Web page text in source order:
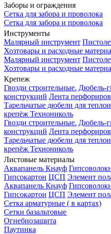
Заборы и ограждения
Сетка для забора и проволока
Сетка для забора и проволока
Инструменты
Малярный инструмент
Хозтовары и расходные
Малярный инструмент
Хозтовары и расходные
Крепеж
Гвозди строительные. Дюбель-
конструкций Лента
Тарельчатые дюбели для
крепёж Технониколь
Гвозди строительные. Дюбель-
конструкций Лента
Тарельчатые дюбели для
крепёж Технониколь
Листовые материалы
Аквапанель Кнауф
Гипсокартон ЦСП Элемент
Аквапанель Кнауф
Гипсокартон ЦСП Элемент
Сетка арматурные ( в картах)
Сетки базальтовые
Огнебиозащита
Паутинка